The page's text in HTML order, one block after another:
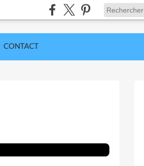
CONTACT